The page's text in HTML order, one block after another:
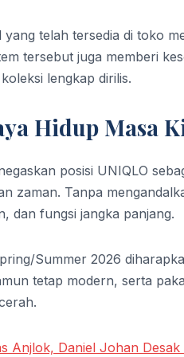
telah tersedia di toko
tersebut juga memberi
lengkap dirilis.
Hidup Masa
posisi UNIQLO
zaman. Tanpa
dan fungsi jangka panjang.
Summer 2026
tetap modern, serta
Anjlok, Daniel Johan